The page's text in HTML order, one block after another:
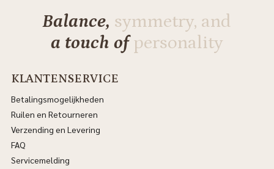
Balance, symmetry, and
a touch ofpersonality
KLANTENSERVICE
Betalingsmogelijkheden
Ruilen en Retourneren
Verzending en Levering
FAQ
Servicemelding